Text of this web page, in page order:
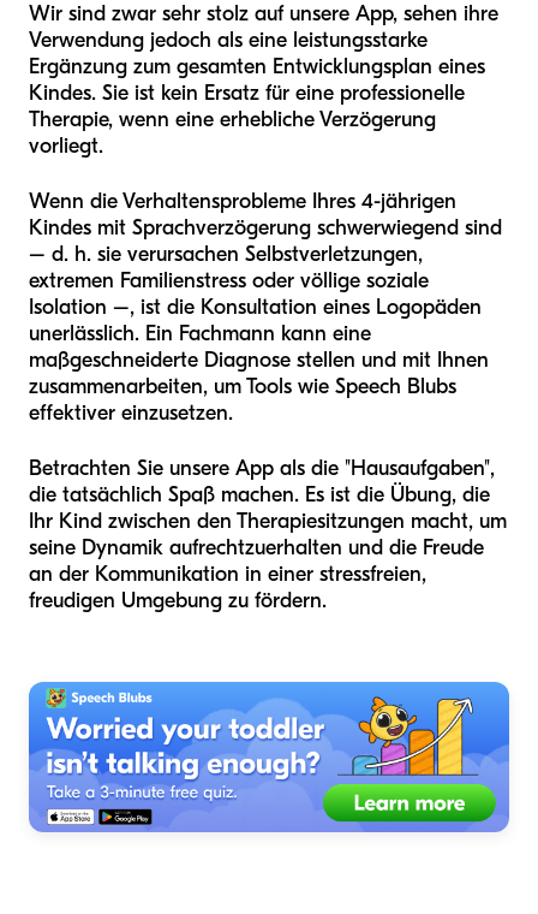
Wir sind zwar sehr stolz auf unsere App, sehen ihre
Verwendung jedoch als eine leistungsstarke
Ergänzung zum gesamten Entwicklungsplan eines
Kindes. Sie ist kein Ersatz für eine professionelle
Therapie, wenn eine erhebliche Verzögerung
vorliegt.
Wenn die Verhaltensprobleme Ihres 4-jährigen
Kindes mit Sprachverzögerung schwerwiegend sind
– d. h. sie verursachen Selbstverletzungen,
extremen Familienstress oder völlige soziale
Isolation –, ist die Konsultation eines Logopäden
unerlässlich. Ein Fachmann kann eine
maßgeschneiderte Diagnose stellen und mit Ihnen
zusammenarbeiten, um Tools wie Speech Blubs
effektiver einzusetzen.
Betrachten Sie unsere App als die "Hausaufgaben",
die tatsächlich Spaß machen. Es ist die Übung, die
Ihr Kind zwischen den Therapiesitzungen macht, um
seine Dynamik aufrechtzuerhalten und die Freude
an der Kommunikation in einer stressfreien,
freudigen Umgebung zu fördern.